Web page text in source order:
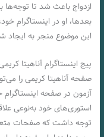
ازدواج باعث شد تا
بعدها، او در اینستاگرام
این موضوع منجر به
پیج اینستاگرام آناهیتا
صفحه آناهیتا کریمی را
آزمون در صفحه اینستاگرام
استوری‌های خود به‌نوعی
توجه داشت که صفحات متعدد